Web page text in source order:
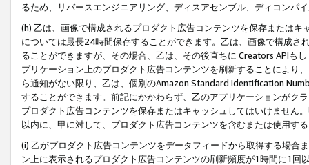
るため、リバースエンジニアリング、ディスアセンブル、ディコンパ
(h) 乙は、画像で構成されるプロダクト広告コンテンツを保存または
については最長24時間保存することができます。乙は、画像で構成
ることができますが、その場合、乙は、その後直ちに Creators APIも
プリケーション上のプロダクト広告コンテンツを刷新することにより
ら通知がない限り、乙は、個別のAmazon Standard Identification
することができます。前記にかかわらず、乙のアプリケーションがク
プロダクト広告コンテンツを保存またはキャッシュしてはいけません
以内に、甲に対して、プロダクト広告コンテンツを含むまたは使用す
(i) 乙がプロダクト広告コンテンツをデータフィードから取得する場合
ン上に表示されるプロダクト広告コンテンツの刷新頻度が1時間に1